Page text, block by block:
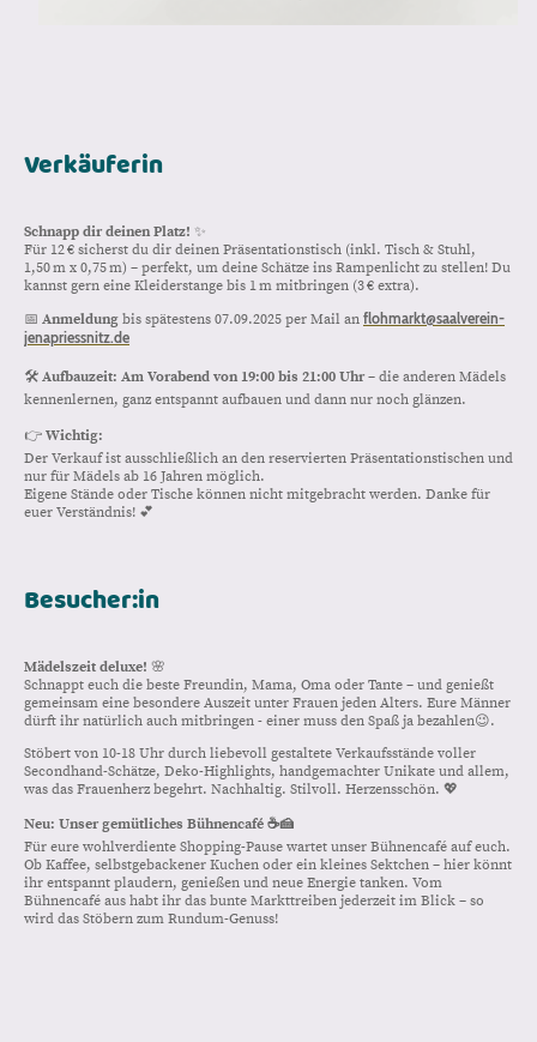
Verkäuferin
Schnapp dir deinen Platz! ✨
Für 12 € sicherst du dir deinen Präsentationstisch (inkl. Tisch & Stuhl,
1,50 m x 0,75 m) – perfekt, um deine Schätze ins Rampenlicht zu stellen! Du
kannst gern eine Kleiderstange bis 1 m mitbringen (3 € extra).
📅 Anmeldung bis spätestens 07.09.2025 per Mail an flohmarkt@saalverein-
jenapriessnitz.de
🛠️ Aufbauzeit: Am Vorabend von 19:00 bis 21:00 Uhr– die anderen Mädels
kennenlernen, ganz entspannt aufbauen und dann nur noch glänzen.
👉 Wichtig:
Der Verkauf ist ausschließlich an den reservierten Präsentationstischen und
nur für Mädels ab 16 Jahren möglich.
Eigene Stände oder Tische können nicht mitgebracht werden. Danke für
euer Verständnis! 💕
Besucher:in
Mädelszeit deluxe! 🌸
Schnappt euch die beste Freundin, Mama, Oma oder Tante – und genießt
gemeinsam eine besondere Auszeit unter Frauen jeden Alters. Eure Männer
dürft ihr natürlich auch mitbringen - einer muss den Spaß ja bezahlen😉.
Stöbert von 10-18 Uhr durch liebevoll gestaltete Verkaufsstände voller
Secondhand-Schätze, Deko-Highlights, handgemachter Unikate und allem,
was das Frauenherz begehrt. Nachhaltig. Stilvoll. Herzensschön. 💖
Neu: Unser gemütliches Bühnencafé ☕🍰
Für eure wohlverdiente Shopping-Pause wartet unser Bühnencafé auf euch.
Ob Kaffee, selbstgebackener Kuchen oder ein kleines Sektchen – hier könnt
ihr entspannt plaudern, genießen und neue Energie tanken. Vom
Bühnencafé aus habt ihr das bunte Markttreiben jederzeit im Blick – so
wird das Stöbern zum Rundum-Genuss!